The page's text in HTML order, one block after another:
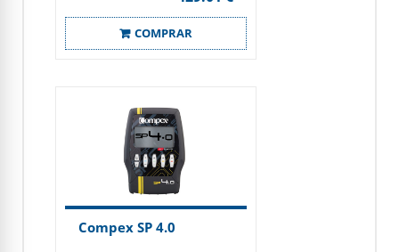
COMPRAR
Compex SP 4.0